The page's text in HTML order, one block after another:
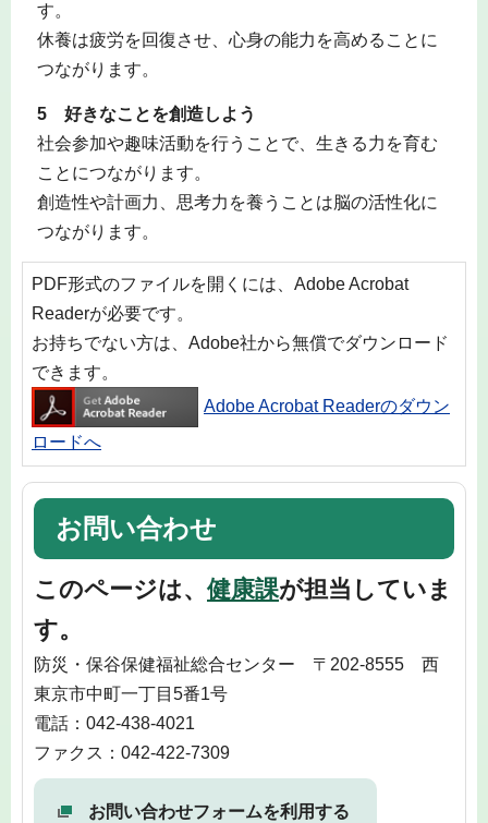
す。
休養は疲労を回復させ、心身の能力を高めることに
つながります。
5 好きなことを創造しよう
社会参加や趣味活動を行うことで、生きる力を育む
ことにつながります。
創造性や計画力、思考力を養うことは脳の活性化に
つながります。
PDF形式のファイルを開くには、Adobe Acrobat
Readerが必要です。
お持ちでない方は、Adobe社から無償でダウンロード
できます。
Adobe Acrobat Readerのダウン
ロードへ
お問い合わせ
このページは、 健康課が担当していま
す。
防災・保谷保健福祉総合センター 〒202-8555 西
東京市中町一丁目5番1号
電話：042-438-4021
ファクス：042-422-7309
お問い合わせフォームを利用する